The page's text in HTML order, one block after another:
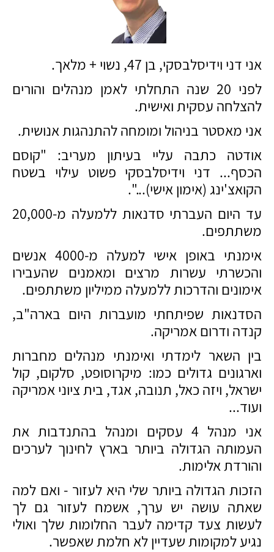
אני דני וידיסלבסקי, בן 47, נשוי + מלאך.
לפני 20 שנה התחלתי לאמן מנהלים והורים
להצלחה עסקית ואישית.
אני מאסטר בניהול ומומחה להתנהגות אנושית.
אודטה כתבה עליי בעיתון מעריב: "קוסם
הכסף... דני וידיסלבסקי פשוט עילוי בשטח
הקואצ'ינג (אימון אישי)...".
עד היום העברתי סדנאות ללמעלה מ-20,000
משתתפים.
אימנתי באופן אישי למעלה מ-4000 אנשים
והכשרתי עשרות מרצים ומאמנים שהעבירו
אימונים והדרכות ללמעלה ממיליון משתתפים.
הסדנאות שפיתחתי מועברות היום בארה"ב,
קנדה ודרום אמריקה.
בין השאר לימדתי ואימנתי מנהלים מחברות
וארגונים גדולים כמו: מיקרוסופט, סלקום, קול
ישראל, ויזה כאל, תנובה, אגד, בית ציוני אמריקה
ועוד...
אני מנהל 4 עסקים ומנהל בהתנדבות את
העמותה הגדולה ביותר בארץ לחינוך לערכים
והורדת אלימות.
הזכות הגדולה ביותר שלי היא לעזור - ואם למה
שאתה עושה יש ערך, אשמח לעזור גם לך
לעשות צעד קדימה לעבר החלומות שלך ואולי
נגיע למקומות שעדיין לא חלמת שאפשר.